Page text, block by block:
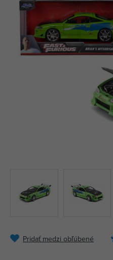
Pridať medzi obľúbené